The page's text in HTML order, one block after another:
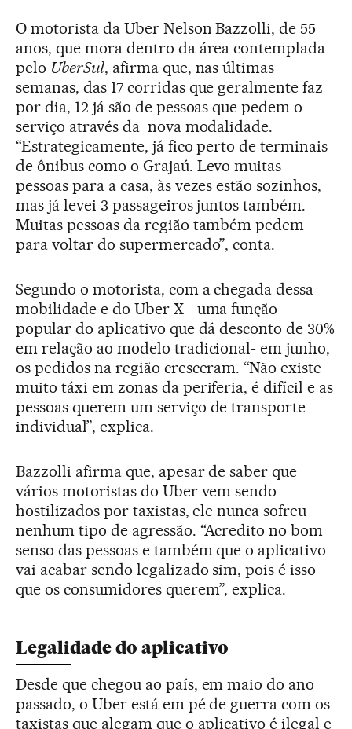
O motorista da Uber Nelson Bazzolli, de 55
anos, que mora dentro da área contemplada
pelo UberSul, afirma que, nas últimas
semanas, das 17 corridas que geralmente faz
por dia, 12 já são de pessoas que pedem o
serviço através da nova modalidade.
“Estrategicamente, já fico perto de terminais
de ônibus como o Grajaú. Levo muitas
pessoas para a casa, às vezes estão sozinhos,
mas já levei 3 passageiros juntos também.
Muitas pessoas da região também pedem
para voltar do supermercado”, conta.
Segundo o motorista, com a chegada dessa
mobilidade e do Uber X - uma função
popular do aplicativo que dá desconto de 30%
em relação ao modelo tradicional- em junho,
os pedidos na região cresceram. “Não existe
muito táxi em zonas da periferia, é difícil e as
pessoas querem um serviço de transporte
individual”, explica.
Bazzolli afirma que, apesar de saber que
vários motoristas do Uber vem sendo
hostilizados por taxistas, ele nunca sofreu
nenhum tipo de agressão. “Acredito no bom
senso das pessoas e também que o aplicativo
vai acabar sendo legalizado sim, pois é isso
que os consumidores querem”, explica.
Legalidade do aplicativo
Desde que chegou ao país, em maio do ano
passado, o Uber está em pé de guerra com os
taxistas que alegam que o aplicativo é ilegal e